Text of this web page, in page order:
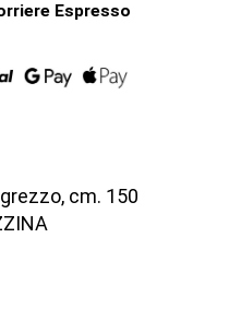
Espresso
cm. 150